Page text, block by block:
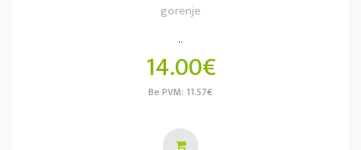
gorenje
..
14.00€
Be PVM: 11.57€